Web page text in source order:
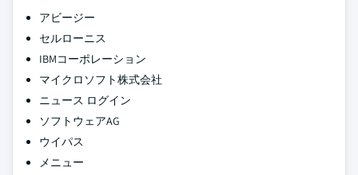
アビージー
セルローニス
IBMコーポレーション
マイクロソフト株式会社
ニュース ログイン
ソフトウェアAG
ウイパス
メニュー